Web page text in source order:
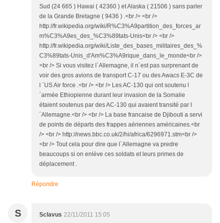
Sud (24 665 ) Hawai ( 42360 ) et Alaska ( 21506 ) sans parler
de la Grande Bretagne ( 9436 ) .<br /> <br />
http://fr.wikipedia.org/wiki/R%C3%A9partition_des_forces_ar
m%C3%A9es_des_%C3%89tats-Unis<br /> <br />
http://fr.wikipedia.org/wiki/Liste_des_bases_militaires_des_%
C3%89tats-Unis_d'Am%C3%A9rique_dans_le_monde<br />
<br /> Si vous visitez l´Allemagne, il n´est pas surprenant de
voir des gros avions de transport C-17 ou des Awacs E-3C de
l ´US Air force .<br /> <br /> Les AC-130 qui ont soutenu l
´armée Ethiopienne durant leur invasion de la Somalie
étaient soutenus par des AC-130 qui avaient transité par l
´Allemagne.<br /> <br /> La base francaise de Djibouti a servi
de points de départs des frappes aériennes américaines.<br
/> <br /> http://news.bbc.co.uk/2/hi/africa/6296971.stm<br />
<br /> Tout cela pour dire que l´Allemagne va predre
beaucoups si on enlève ces soldats et leurs primes de
déplacement .
Répondre
S Sclavus 22/11/2011 15:05